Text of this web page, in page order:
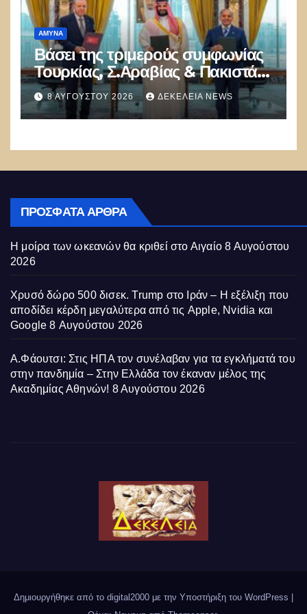
ΑΜΥΝΑ
Βάσει της τριμερούς συμφωνίας
Τουρκίας, Σ.Αραβίας & Πακιστάν
θα πολεμήσουν Ριάντ και
Ισλαμαμπάντ κατά της Ελλάδας!
8 ΑΥΓΟΎΣΤΟΥ 2026 ΔΕΚΈΛΕΙΑ NEWS
ΠΡΌΣΦΑΤΑ ΆΡΘΡΑ
Η μοίρα των ωκεανών θα κριθεί στο Αιγαίο 8 Αυγούστου
2026
Χρυσό δώρο 500 δισεκ. Trump στο Ιράν – Η εξέλιξη που
αποδίδει κέρδη μεγαλύτερα από τις Apple, Nvidia και
Google 8 Αυγούστου 2026
Α.Φάουτσι: Στις ΗΠΑ τον συνέλαβαν για τα εγκλήματά του
στην πανδημία – Στην Ελλάδα τον έκαναν μέλος της
Ακαδημίας Αθηνών! 8 Αυγούστου 2026
Δημιουργήθηκε από το digital2000 με την Υποστήριξη του WordPress